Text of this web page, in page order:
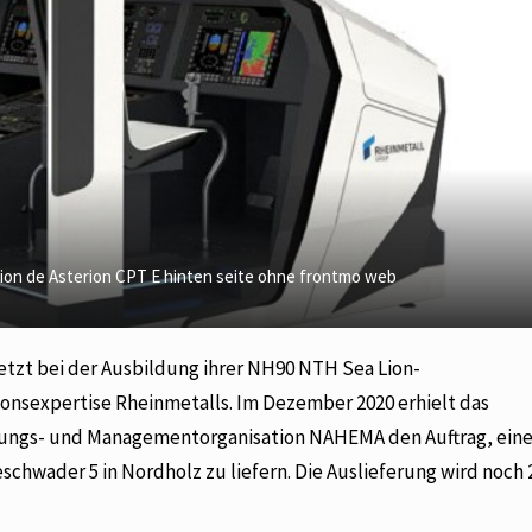
de Asterion CPT E hinten seite ohne frontmo web
bei der Ausbildung ihrer NH90 NTH Sea Lion-
Rheinmetalls. Im Dezember 2020 erhielt das
und Managementorganisation NAHEMA den Auftrag,
5 in Nordholz zu liefern. Die Auslieferung wird noch